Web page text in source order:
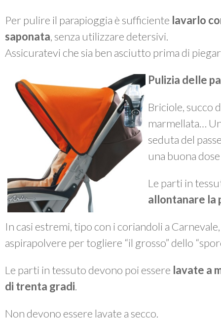
Per pulire il parapioggia è sufficiente lavarlo
saponata, senza utilizzare detersivi.
Assicuratevi che sia ben asciutto prima di
Pulizia delle
Briciole, succo
marmellata…
seduta del
una buona
Le parti in
allontanare la
In casi estremi, tipo con i coriandoli a
aspirapolvere per togliere “il grosso” dello
Le parti in tessuto devono poi essere lavate a
di trenta gradi.
Non devono essere lavate a secco.